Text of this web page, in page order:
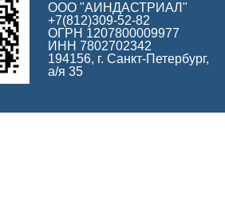
ООО "АИНДАСТРИАЛ"
+7(812)309-52-82
ОГРН 1207800009977
ИНН 7802702342
194156, г. Санкт-Петербург,
а/я 35